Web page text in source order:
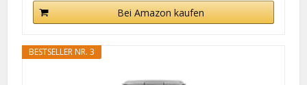
Bei Amazon kaufen
BESTSELLER NR. 3